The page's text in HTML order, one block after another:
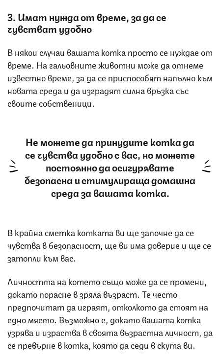
3. Имат нужда от време, за да се
чувстват удобно
В някои случаи вашата котка просто се нуждае от
време. На гальовните животни може да отнеме
известно време, за да се приспособят напълно към
новата среда и да изградят силна връзка със
своите собственици.
Не можете да принудите котка да
се чувства удобно с вас, но можете
постоянно да осигурявате
безопасна и стимулираща домашна
среда за вашата котка.
В крайна сметка котката ви ще започне да се
чувства в безопасност, ще ви има доверие и ще се
затопли към вас.
Личността на котето също може да се промени,
докато порасне в зряла възраст. Те често
предпочитат да играят, отколкото да стоят на
едно място. Възможно е, докато вашата котка
узрява и израства в своята възрастна личност, да
се превърне в котка, която да седи в скута ви.